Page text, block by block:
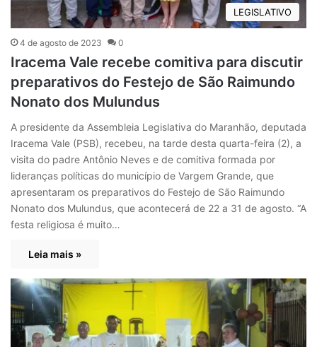
LEGISLATIVO
4 de agosto de 2023 0
Iracema Vale recebe comitiva para discutir
preparativos do Festejo de São Raimundo
Nonato dos Mulundus
A presidente da Assembleia Legislativa do Maranhão, deputada
Iracema Vale (PSB), recebeu, na tarde desta quarta-feira (2), a
visita do padre Antônio Neves e de comitiva formada por
lideranças políticas do município de Vargem Grande, que
apresentaram os preparativos do Festejo de São Raimundo
Nonato dos Mulundus, que acontecerá de 22 a 31 de agosto. “A
festa religiosa é muito…
Leia mais »